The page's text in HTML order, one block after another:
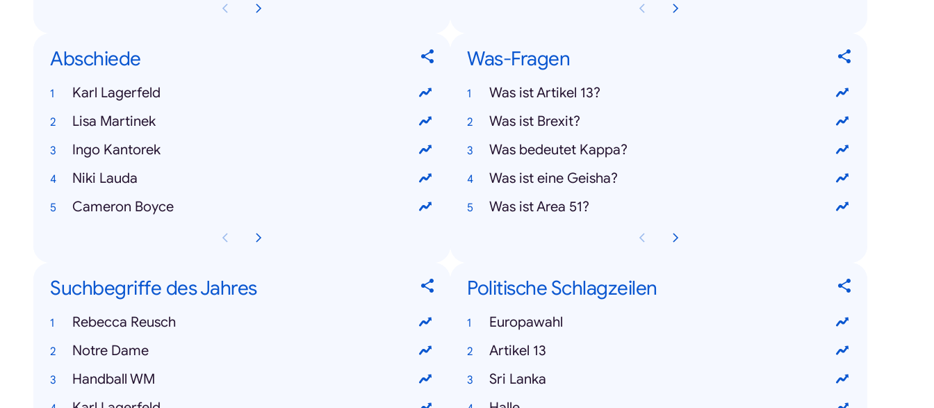
Abschiede
Karl Lagerfeld
Lisa Martinek
Ingo Kantorek
Niki Lauda
Cameron Boyce
Was-Fragen
Was ist Artikel 13?
Was ist Brexit?
Was bedeutet Kappa?
Was ist eine Geisha?
Was ist Area 51?
Suchbegriffe des Jahres
Rebecca Reusch
Notre Dame
Handball WM
Politische Schlagzeilen
Europawahl
Artikel 13
Sri Lanka